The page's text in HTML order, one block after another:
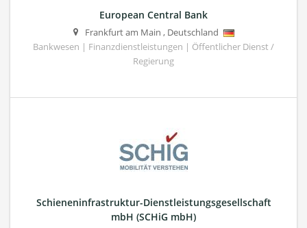
European Central Bank
Frankfurt am Main , Deutschland
Bankwesen | Finanzdienstleistungen | Öffentlicher Dienst /
Regierung
Schieneninfrastruktur-Dienstleistungsgesellschaft
mbH (SCHiG mbH)